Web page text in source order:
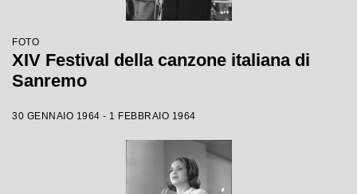
FOTO
XIV Festival della canzone italiana di
Sanremo
30 GENNAIO 1964 - 1 FEBBRAIO 1964